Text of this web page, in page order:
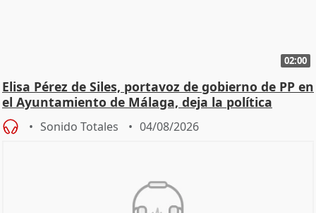
02:00
Elisa Pérez de Siles, portavoz de gobierno de PP en
el Ayuntamiento de Málaga, deja la política
Sonido Totales 04/08/2026